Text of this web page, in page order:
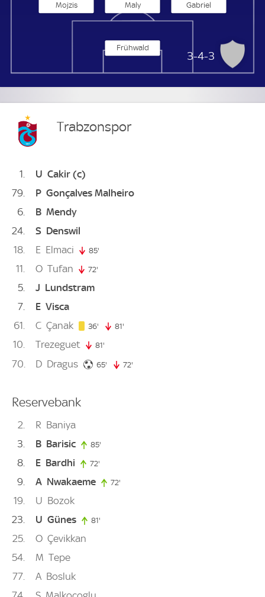
MFK Ruzomberok
3-4-3
Frühwald
Gabriel
Maly
Mojzis
Trabzonspor
1 U Cakir (c)
79
P Gonçalves Malheiro
6
B Mendy
24
S Denswil
18
E Elmaci 85'
11 O Tufan 72'
5 J Lundstram
7
E Visca
61
C Çanak 36' 36. minute
81'
10 Trezeguet 81'
70 D Dragus 65' 65. minute
72'
Reservebank
2 R Baniya
3
B Barisic 85'
8 E Bardhi 72'
9 A Nwakaeme 72'
19 U Bozok
23
U Günes 81'
25 O Çevikkan
54
M Tepe
77
A Bosluk